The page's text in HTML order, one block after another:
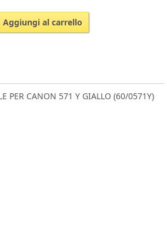
Aggiungi al carrello
PER CANON 571 Y GIALLO (60/0571Y)